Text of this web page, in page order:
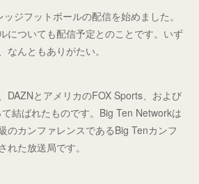
ジフットボールの配信を始めました。
についても配信予定とのことです。いず
んともありがたい。
DAZNとアメリカのFOX Sports、および
結ばれたものです。Big Ten Networkは
のカンファレンスであるBig Tenカンフ
れた放送局です。